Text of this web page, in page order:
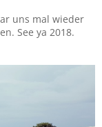
uns mal wieder
See ya 2018.